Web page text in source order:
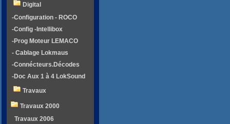
Digital
-Configuration - ROCO
-Config -Intellibox
-Prog Moteur LEMACO
- Cablage Lokmaus
-Connécteurs.Décodes
-Doc Aux 1 à 4 LokSound
Travaux
Travaux 2000
Travaux 2006